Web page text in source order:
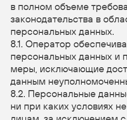
ОРГАНИЗОВАТЬ КОРПОРАТИВ
КУПИТЬ БИЛЕТ
КАК ИГРАТЬ